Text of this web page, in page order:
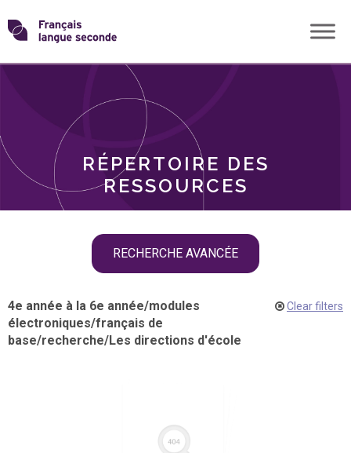
Skip
toTransformons
langue
RÉPERTOIRE DES
RESSOURCES
RECHERCHE AVANCÉE
THÈMES
4e année à la 6e année/modules
électroniques/français de
base/recherche/Les directions d'école
Clear filters